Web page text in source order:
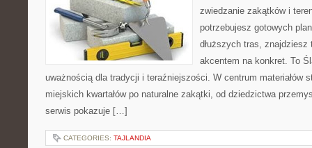
zwiedzanie zakątków i
potrzebujesz gotowych
dłuższych tras, znajdziesz
akcentem na konkret. To
uważnością dla tradycji i teraźniejszości. W centrum materiałów
miejskich kwartałów po naturalne zakątki, od dziedzictwa
serwis pokazuje […]
CATEGORIES: TAJLANDIA